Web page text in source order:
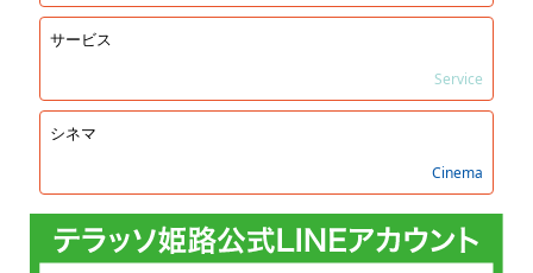
サービス
Service
シネマ
Cinema